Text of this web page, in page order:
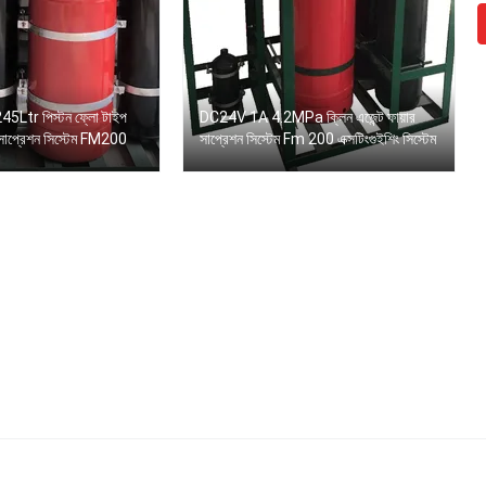
পিস্টন ফ্লো টাইপ
সিস্টেম FM200
DC24V 1A 4.2MPa ক্লিন এজেন্ট ফায়ার
সাপ্রেশন সিস্টেম Fm 200 এক্সটিংগুইশিং সিস্টেম